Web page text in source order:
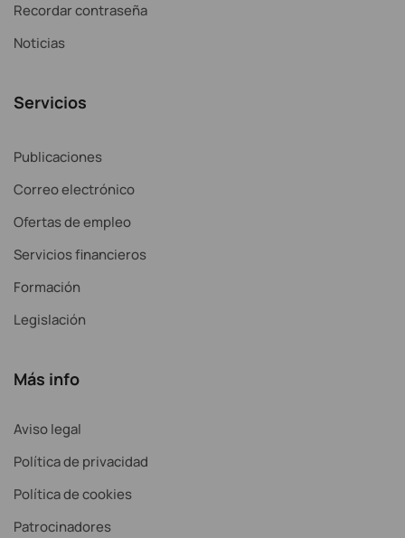
Recordar contraseña
Noticias
Servicios
Publicaciones
Correo electrónico
Ofertas de empleo
Servicios financieros
Formación
Legislación
Más info
Aviso legal
Política de privacidad
Política de cookies
Patrocinadores